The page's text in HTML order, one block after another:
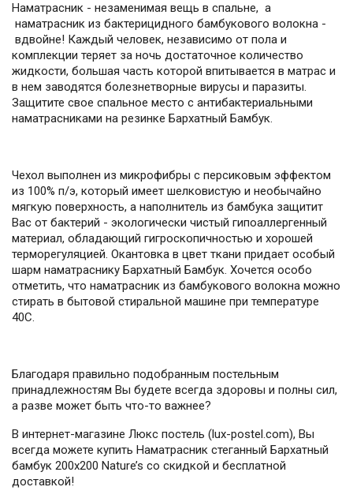
Наматрасник - незаменимая вещь в спальне, а
наматрасник из бактерицидного бамбукового волокна -
вдвойне! Каждый человек, независимо от пола и
комплекции теряет за ночь достаточное количество
жидкости, большая часть которой впитывается в матрас и
в нем заводятся болезнетворные вирусы и паразиты.
Защитите свое спальное место с антибактериальными
наматрасниками на резинке Бархатный Бамбук.
Чехол выполнен из микрофибры с персиковым эффектом
из 100% п/э, который имеет шелковистую и необычайно
мягкую поверхность, а наполнитель из бамбука защитит
Вас от бактерий - экологически чистый гипоаллергенный
материал, обладающий гигроскопичностью и хорошей
терморегуляцией. Окантовка в цвет ткани придает особый
шарм наматраснику Бархатный Бамбук. Хочется особо
отметить, что наматрасник из бамбукового волокна можно
стирать в бытовой стиральной машине при температуре
40С.
Благодаря правильно подобранным постельным
принадлежностям Вы будете всегда здоровы и полны сил,
а разве может быть что-то важнее?
В интернет-магазине Люкс постель (lux-postel.com), Вы
всегда можете купить Наматрасник стеганный Бархатный
бамбук 200х200 Nature’s со скидкой и бесплатной
доставкой!